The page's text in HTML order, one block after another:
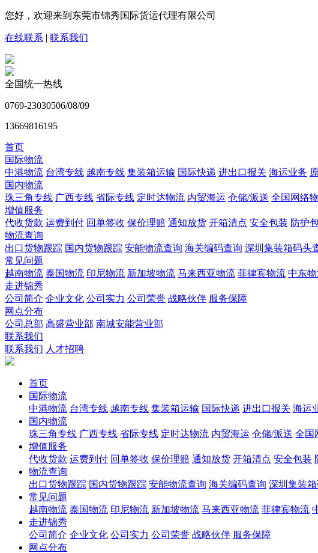
您好，欢迎来到东莞市锦秀国际货运代理有限公司
在线联系 | 联系我们
全国统一热线
0769-23030506/08/09
13669816195
首页
国际物流
中港物流 台湾专线 越南专线 集装箱运输 国际快递 进出口报关 海运业务
国内物流
珠三角专线 广西专线 省际专线 定时达物流 内贸海运 仓储/派送 全国网络
增值服务
代收货款 运费到付 回单签收 保价理赔 通知放货 开箱清点 安全包装 防护
物流查询
出口货物跟踪 国内货物跟踪 安能物流查询 海关编码查询 深圳集装箱码头
常见问题
越南物流 泰国物流 印尼物流 新加坡物流 马来西亚物流 菲律宾物流 中东
走进锦秀
公司简介 企业文化 公司实力 公司荣誉 战略伙伴 服务保障
网点分布
公司总部 高盛营业部 南城安能营业部
联系我们
联系我们 人才招聘
首页
国际物流
中港物流 台湾专线 越南专线 集装箱运输 国际快递 进出口报关 海运
国内物流
珠三角专线 广西专线 省际专线 定时达物流 内贸海运 仓储/派送 全国
增值服务
代收货款 运费到付 回单签收 保价理赔 通知放货 开箱清点 安全包装
物流查询
出口货物跟踪 国内货物跟踪 安能物流查询 海关编码查询 深圳集装
常见问题
越南物流 泰国物流 印尼物流 新加坡物流 马来西亚物流 菲律宾物流
走进锦秀
公司简介 企业文化 公司实力 公司荣誉 战略伙伴 服务保障
网点分布